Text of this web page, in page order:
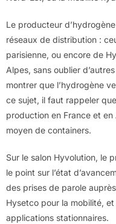
Le producteur
réseaux de distribution :
parisienne, ou encore de
Alpes, sans oublier
montrer que l’hydrogène
ce sujet, il faut rappeler
production en France et
moyen de containers.
Sur le salon Hyvolution, le
le point sur l’état
des prises de parole
Hysetco pour la mobilité,
applications stationnaires.